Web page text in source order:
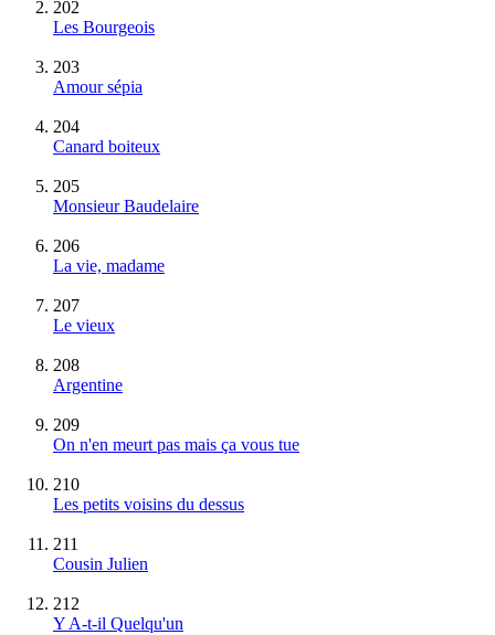
202
Les Bourgeois
203
Amour sépia
204
Canard boiteux
205
Monsieur Baudelaire
206
La vie, madame
207
Le vieux
208
Argentine
209
On n'en meurt pas mais ça vous tue
210
Les petits voisins du dessus
211
Cousin Julien
212
Y A-t-il Quelqu'un